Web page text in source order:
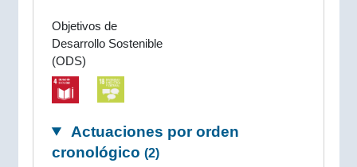
Objetivos de
Desarrollo Sostenible
(ODS)
Actuaciones por orden
cronológico (2)